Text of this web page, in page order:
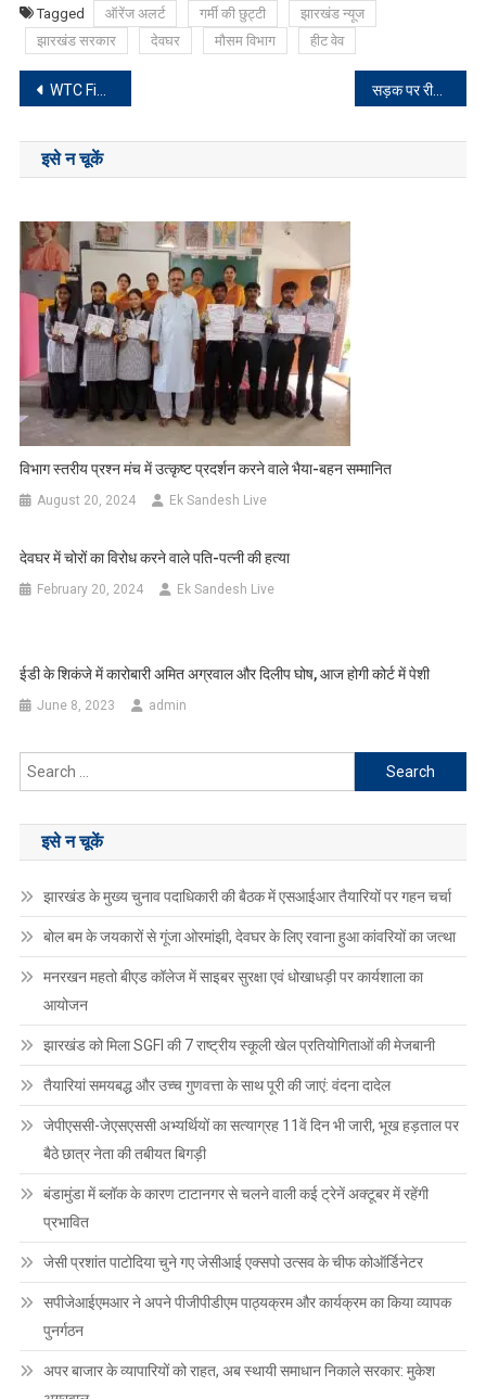
Tagged ऑरेंज अलर्ट गर्मी की छुट्टी
झारखंड न्यूज
झारखंड सरकार
देवघर मौसम विभाग हीट वेव
Post
navigation
WTC Final 2023 : भारत को हरा चैंपियन बनी ऑस्ट्रेलिया, फिर टूटा Indians का सपना सड़क पर रील बना रही थी दुल्हन, पुलिस ने काटा चालान
इसे न चूकें
विभाग स्तरीय प्रश्न मंच में उत्कृष्ट प्रदर्शन करने वाले भैया-बहन सम्मानित
August 20, 2024 Ek Sandesh Live
देवघर में चोरों का विरोध करने वाले पति-पत्नी की हत्या
February 20, 2024 Ek Sandesh Live
ईडी के शिकंजे में कारोबारी अमित अग्रवाल और दिलीप घोष, आज होगी कोर्ट में पेशी
June 8, 2023 admin
Search
for:
इसे न चूकें
झारखंड के मुख्य चुनाव पदाधिकारी की बैठक में एसआईआर तैयारियों पर गहन चर्चा
बोल बम के जयकारों से गूंजा ओरमांझी, देवघर के लिए रवाना हुआ कांवरियों का जत्था
मनरखन महतो बीएड कॉलेज में साइबर सुरक्षा एवं धोखाधड़ी पर कार्यशाला का
आयोजन
झारखंड को मिला SGFI की 7 राष्ट्रीय स्कूली खेल प्रतियोगिताओं की मेजबानी
तैयारियां समयबद्ध और उच्च गुणवत्ता के साथ पूरी की जाएं: वंदना दादेल
जेपीएससी-जेएसएससी अभ्यर्थियों का सत्याग्रह 11वें दिन भी जारी, भूख हड़ताल पर
बैठे छात्र नेता की तबीयत बिगड़ी
बंडामुंडा में ब्लॉक के कारण टाटानगर से चलने वाली कई ट्रेनें अक्टूबर में रहेंगी
प्रभावित
जेसी प्रशांत पाटोदिया चुने गए जेसीआई एक्सपो उत्सव के चीफ कोऑर्डिनेटर
सपीजेआईएमआर ने अपने पीजीपीडीएम पाठ्यक्रम और कार्यक्रम का किया व्यापक
पुनर्गठन
अपर बाजार के व्यापारियों को राहत, अब स्थायी समाधान निकाले सरकार: मुकेश